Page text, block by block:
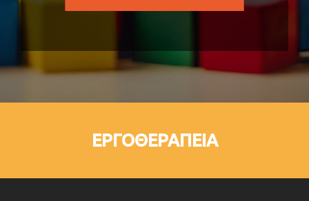
ΕΡΓΟΘΕΡΑΠΕΙΑ